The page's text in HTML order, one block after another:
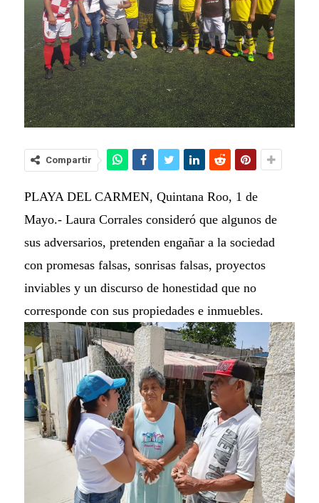
Compartir
PLAYA DEL CARMEN, Quintana Roo, 1 de
Mayo.- Laura Corrales consideró que algunos de
sus adversarios, pretenden engañar a la sociedad
con promesas falsas, sonrisas falsas, proyectos
inviables y un discurso de honestidad que no
corresponde con sus propiedades e inmuebles.